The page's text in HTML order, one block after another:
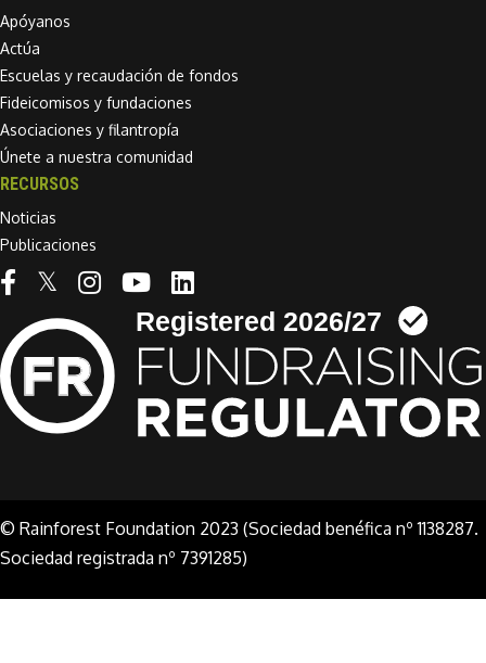
Apóyanos
Actúa
Escuelas y recaudación de fondos
Fideicomisos y fundaciones
Asociaciones y filantropía
Únete a nuestra comunidad
RECURSOS
Noticias
Publicaciones
Linkedin link
© Rainforest Foundation 2023 (Sociedad benéfica nº 1138287.
Sociedad registrada nº 7391285)